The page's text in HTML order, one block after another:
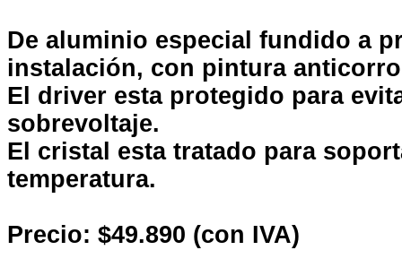
De aluminio especial fundido a
instalación, con pintura
El driver esta protegido para
sobrevoltaje.
El cristal esta tratado para
temperatura.
Precio: $49.890 (con IVA)